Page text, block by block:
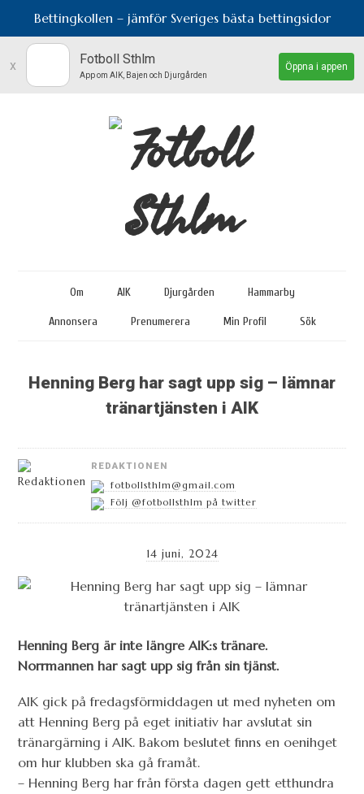
Bettingkollen – jämför Sveriges bästa bettingsidor
x Fotboll Sthlm
App om AIK, Bajen och Djurgården
Öppna i appen
Om AIK Djurgården Hammarby
Annonsera Prenumerera Min Profil Sök
Henning Berg har sagt upp sig – lämnar
tränartjänsten i AIK
REDAKTIONEN
fotbollsthlm@gmail.com
Följ @fotbollsthlm på twitter
14 juni, 2024
Henning Berg är inte längre AIK:s tränare.
Norrmannen har sagt upp sig från sin tjänst.
AIK gick på fredagsförmiddagen ut med nyheten om
att Henning Berg på eget initiativ har avslutat sin
tränargärning i AIK. Bakom beslutet finns en oenihget
om hur klubben ska gå framåt.
– Henning Berg har från första dagen gett etthundra